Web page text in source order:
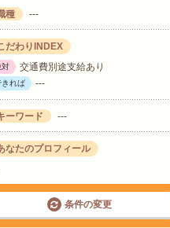
種 ---
だわりINDEX
対 交通費別途支給あり
きれば ---
ーワード ---
なたのプロフィール
条件の変更